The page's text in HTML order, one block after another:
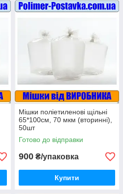
Мішки поліетиленові щільні
65*100см, 70 мкм (вторинні),
50шт
Готово до відправки
900 ₴/упаковка
Купити